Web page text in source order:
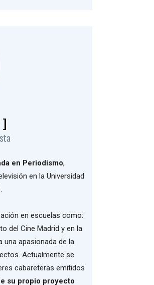
]
en Periodismo,
en la Universidad
en escuelas como:
del Cine Madrid y en la
una apasionada de la
Actualmente se
cabareteras emitidos
su propio proyecto